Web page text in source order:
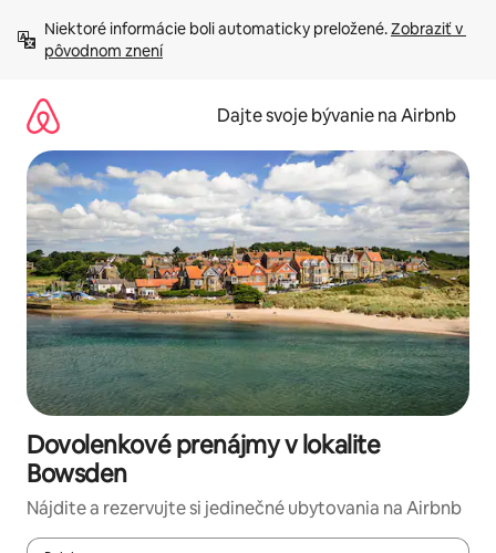
obsah.
Niektoré informácie boli automaticky preložené. Zobraziť v
pôvodnom znení
Dajte svoje bývanie na Airbnb
Dovolenkové prenájmy v lokalite
Bowsden
Nájdite a rezervujte si jedinečné ubytovania na Airbnb